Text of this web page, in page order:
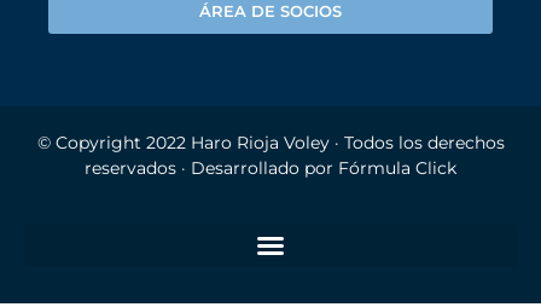
ÁREA DE SOCIOS
© Copyright 2022 Haro Rioja Voley· Todos los derechos
reservados · Desarrollado por Fórmula Click